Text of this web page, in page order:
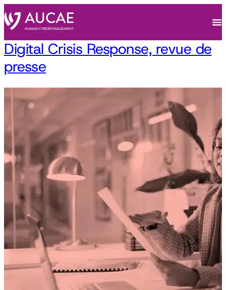
Digital Crisis Response, revue de
presse